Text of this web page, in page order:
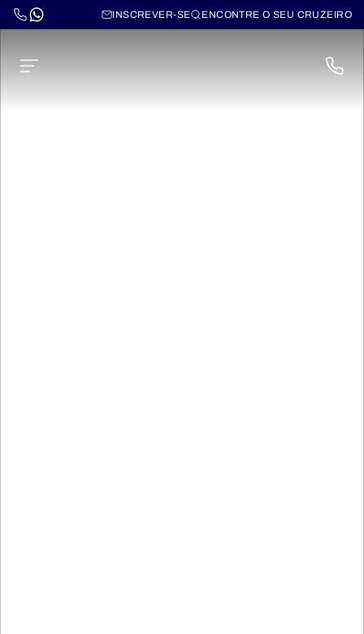
INSCREVER-SE ENCONTRE O SEU CRUZEIRO